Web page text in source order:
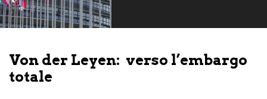
Von der Leyen: verso l’embargo
totale